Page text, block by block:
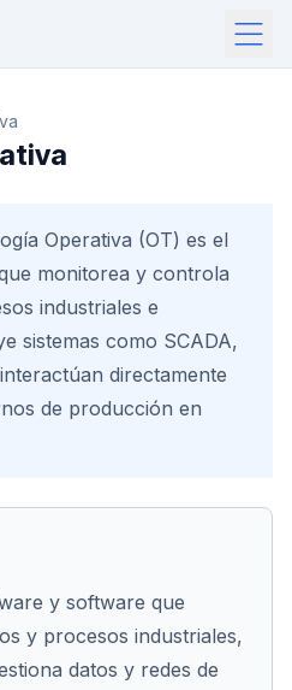
Operativa (OT) es el
monitorea y controla
industriales e
sistemas como SCADA,
directamente
de producción en
y software que
y procesos industriales,
datos y redes de